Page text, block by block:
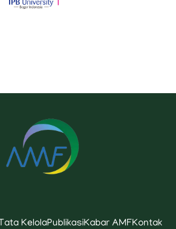
Tata KelolaPublikasiKabar AMFKontak